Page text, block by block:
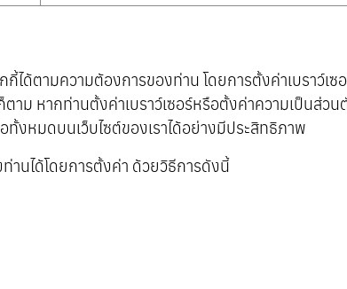
ได้ตามความต้องการของท่าน โดยการตั้งค่าเบราว์เ
าม หากท่านตั้งค่าเบราว์เซอร์หรือตั้งค่าความเป็นส่
งหมดบนเว็บไซต์ของเราได้อย่างมีประสิทธิภาพ
านได้โดยการตั้งค่า ด้วยวิธีการดังนี้